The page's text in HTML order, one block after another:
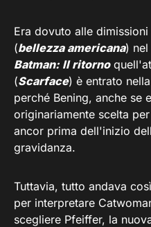
Era dovuto alle
(bellezza americana)
Batman: Il ritorno
(Scarface) è entrato
perché Bening, anche se
originariamente scelta
ancor prima dell'inizio
gravidanza.
Tuttavia, tutto andava
per interpretare
scegliere Pfeiffer, la